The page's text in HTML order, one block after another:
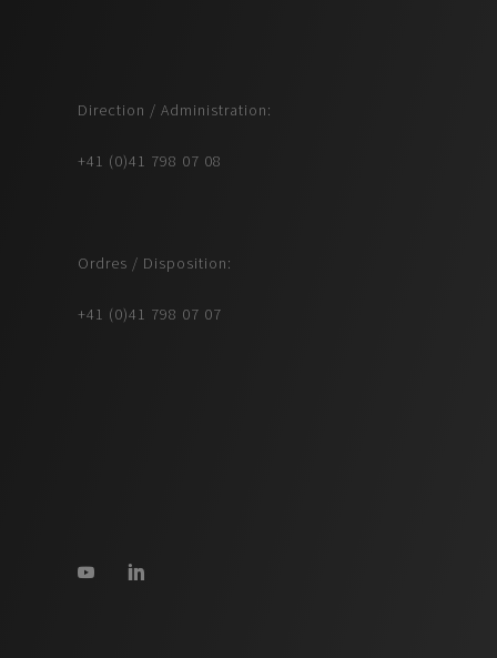
Direction / Administration:
+41 (0)41 798 07 08
Ordres / Disposition:
+41 (0)41 798 07 07